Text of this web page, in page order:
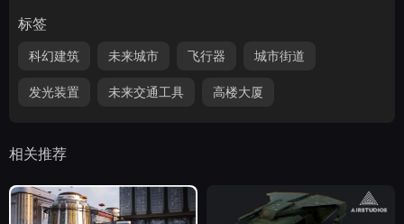
标签
科幻建筑 未来城市 飞行器 城市街道
发光装置 未来交通工具 高楼大厦
相关推荐